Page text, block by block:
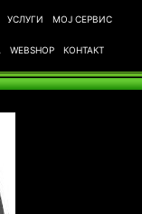
УСЛУГИ МОЈ СЕРВИС
WEBSHOP КОНТАКТ